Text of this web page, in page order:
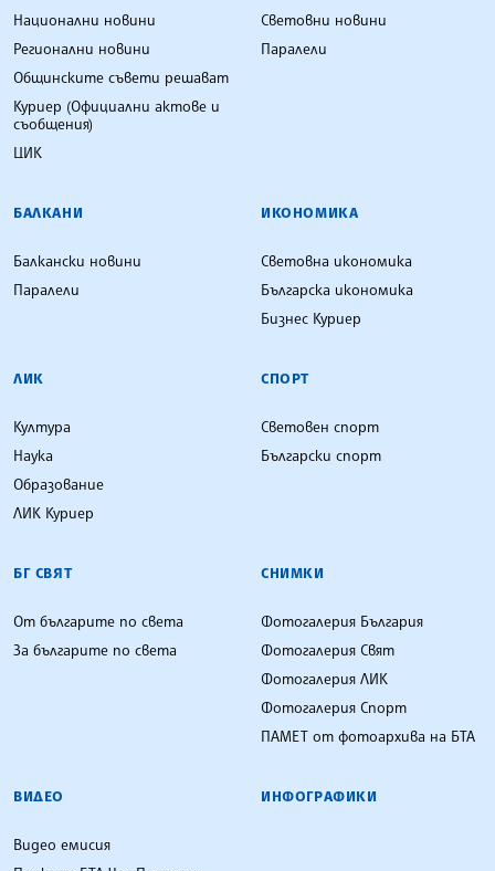
Национални новини
Регионални новини
Общинските съвети решават
Куриер (Официални актове и
съобщения)
ЦИК
Световни новини
Паралели
БАЛКАНИ
Балкански новини
Паралели
ИКОНОМИКА
Световна икономика
Българска икономика
Бизнес Куриер
ЛИК
Култура
Наука
Образование
ЛИК Куриер
СПОРТ
Световен спорт
Български спорт
БГ СВЯТ
От българите по света
За българите по света
СНИМКИ
Фотогалерия България
Фотогалерия Свят
Фотогалерия ЛИК
Фотогалерия Спорт
ПАМЕТ от фотоархива на БТА
ВИДЕО
Видео емисия
ИНФОГРАФИКИ